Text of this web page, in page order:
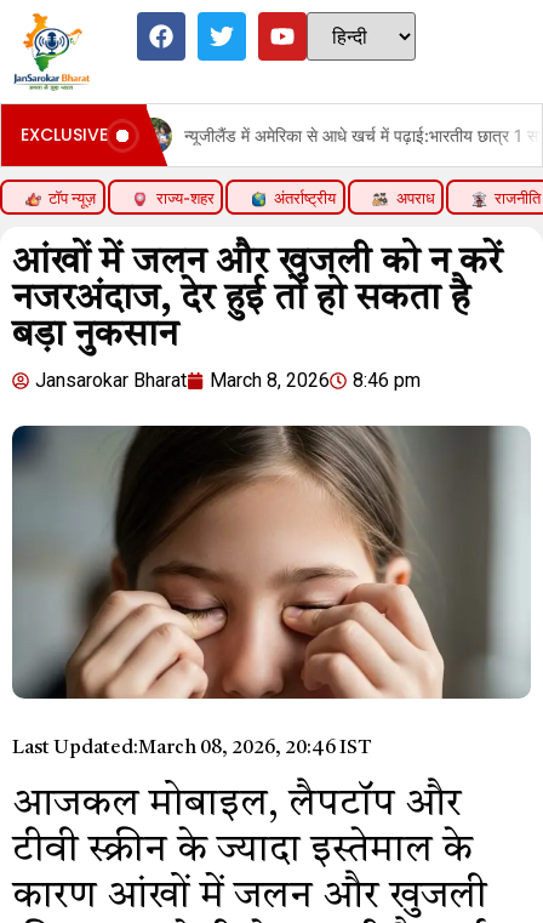
EXCLUSIVEन्यूजीलैंड में अमेरिका से आधे खर्च में पढ़ाई:भारतीय छात्र 1 साल में 33% बढ़े,
टॉप न्यूज़ राज्य-शहर अंतर्राष्ट्रीय अपराध राजनीति
आंखों में जलन और खुजली को न करें
नजरअंदाज, देर हुई तो हो सकता है
बड़ा नुकसान
Jansarokar Bharat March 8, 2026 8:46 pm
Last Updated:March 08, 2026, 20:46 IST
आजकल मोबाइल, लैपटॉप और
टीवी स्क्रीन के ज्यादा इस्तेमाल के
कारण आंखों में जलन और खुजली